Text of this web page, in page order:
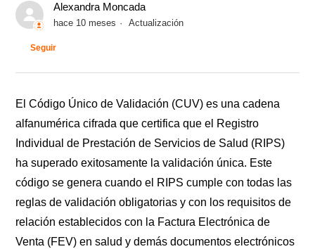
Alexandra Moncada
hace 10 meses Actualización
Seguir
El Código Único de Validación (CUV) es una cadena
alfanumérica cifrada que certifica que el Registro
Individual de Prestación de Servicios de Salud (RIPS)
ha superado exitosamente la validación única. Este
código se genera cuando el RIPS cumple con todas las
reglas de validación obligatorias y con los requisitos de
relación establecidos con la Factura Electrónica de
Venta (FEV) en salud y demás documentos electrónicos